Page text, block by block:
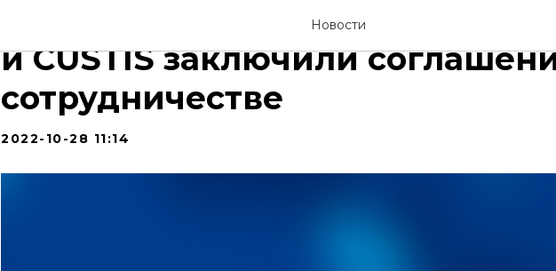
Новости
Передовая инженерная школа
и CUSTIS заключили
сотрудничестве
2022-10-28 11:14